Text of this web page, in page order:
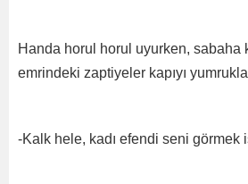
Handa horul horul uyurken, sabaha
emrindeki zaptiyeler kapıyı
-Kalk hele, kadı efendi seni görmek